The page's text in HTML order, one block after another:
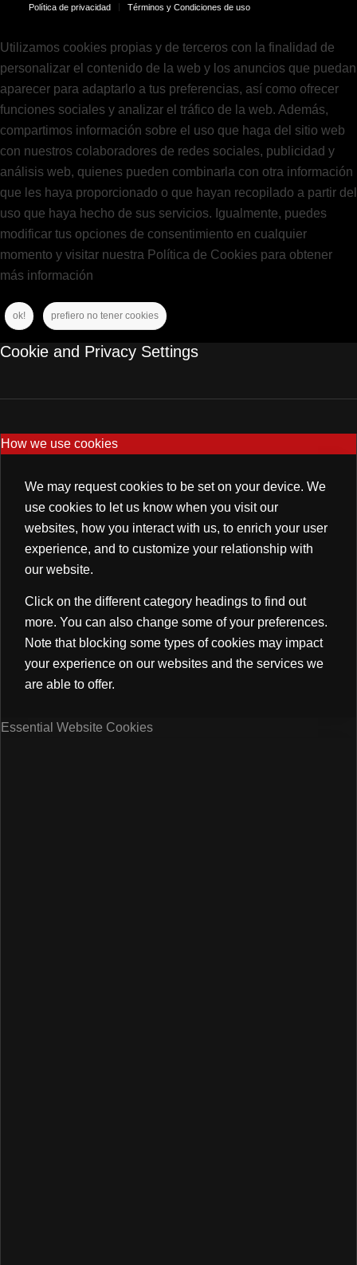
Política de privacidad Términos y Condiciones de uso
Utilizamos cookies propias y de terceros con la finalidad de
personalizar el contenido de la web y los anuncios que puedan
aparecer para adaptarlo a tus preferencias, así como ofrecer
funciones sociales y analizar el tráfico de la web. Además,
compartimos información sobre el uso que haga del sitio web
con nuestros colaboradores de redes sociales, publicidad y
análisis web, quienes pueden combinarla con otra información
que les haya proporcionado o que hayan recopilado a partir del
uso que haya hecho de sus servicios. Igualmente, puedes
modificar tus opciones de consentimiento en cualquier
momento y visitar nuestra Política de Cookies para obtener
más información
ok! prefiero no tener cookies
Cookie and Privacy Settings
How we use cookies
We may request cookies to be set on your device. We
use cookies to let us know when you visit our
websites, how you interact with us, to enrich your user
experience, and to customize your relationship with
our website.
Click on the different category headings to find out
more. You can also change some of your preferences.
Note that blocking some types of cookies may impact
your experience on our websites and the services we
are able to offer.
Essential Website Cookies